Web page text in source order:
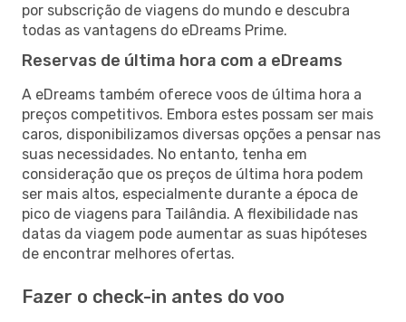
por subscrição de viagens do mundo e descubra
todas as vantagens do eDreams Prime.
Reservas de última hora com a eDreams
A eDreams também oferece voos de última hora a
preços competitivos. Embora estes possam ser mais
caros, disponibilizamos diversas opções a pensar nas
suas necessidades. No entanto, tenha em
consideração que os preços de última hora podem
ser mais altos, especialmente durante a época de
pico de viagens para Tailândia. A flexibilidade nas
datas da viagem pode aumentar as suas hipóteses
de encontrar melhores ofertas.
Fazer o check-in antes do voo